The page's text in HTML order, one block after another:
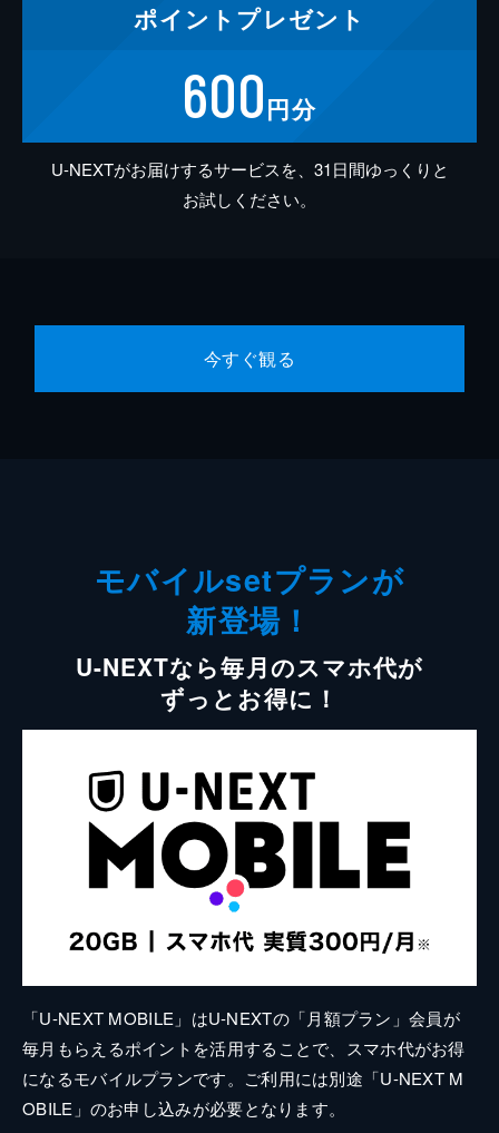
ポイント プレゼント
600円分
U-NEXTがお届けするサービスを、31日間ゆっくりと
お試しください。
今すぐ観る
モバイルsetプランが
新登場！
U-NEXTなら毎月のスマホ代が
ずっとお得に！
「U-NEXT MOBILE」はU-NEXTの「月額プラン」会員が
毎月もらえるポイントを活用することで、スマホ代がお得
になるモバイルプランです。ご利用には別途「U-NEXT M
OBILE」のお申し込みが必要となります。